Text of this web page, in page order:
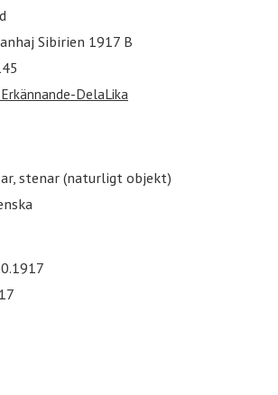
Sibirien 1917 B
Erkännande-DelaLika
stenar (naturligt objekt)